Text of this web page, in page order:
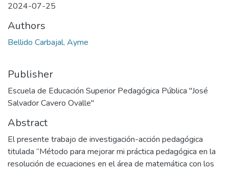
2024-07-25
Authors
Bellido Carbajal, Ayme
Publisher
Escuela de Educación Superior Pedagógica Pública "José
Salvador Cavero Ovalle"
Abstract
El presente trabajo de investigación-acción pedagógica
titulada “Método para mejorar mi práctica pedagógica en la
resolución de ecuaciones en el área de matemática con los